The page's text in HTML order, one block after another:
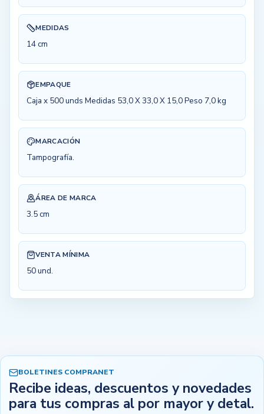
MEDIDAS
14 cm
EMPAQUE
Caja x 500 unds Medidas 53,0 X 33,0 X 15,0 Peso 7,0 kg
MARCACIÓN
Tampografía.
ÁREA DE MARCA
3.5 cm
VENTA MÍNIMA
50 und.
BOLETINES COMPRANET
Recibe ideas, descuentos y novedades
para tus compras al por mayor y detal.